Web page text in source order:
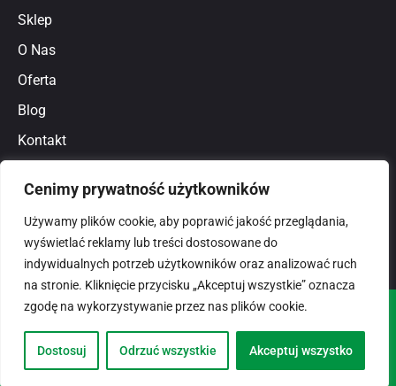
Cenimy prywatność użytkowników
Używamy plików cookie, aby poprawić jakość przeglądania,
wyświetlać reklamy lub treści dostosowane do
indywidualnych potrzeb użytkowników oraz analizować ruch
na stronie. Kliknięcie przycisku „Akceptuj wszystkie” oznacza
zgodę na wykorzystywanie przez nas plików cookie.
Dostosuj Odrzuć wszystkie Akceptuj wszystko
Sklep
O Nas
Oferta
Blog
Kontakt
Polityka prywatności
© 2026domlux.plZaprojektowany przez:
Dotspice.com Sp. z o.o.